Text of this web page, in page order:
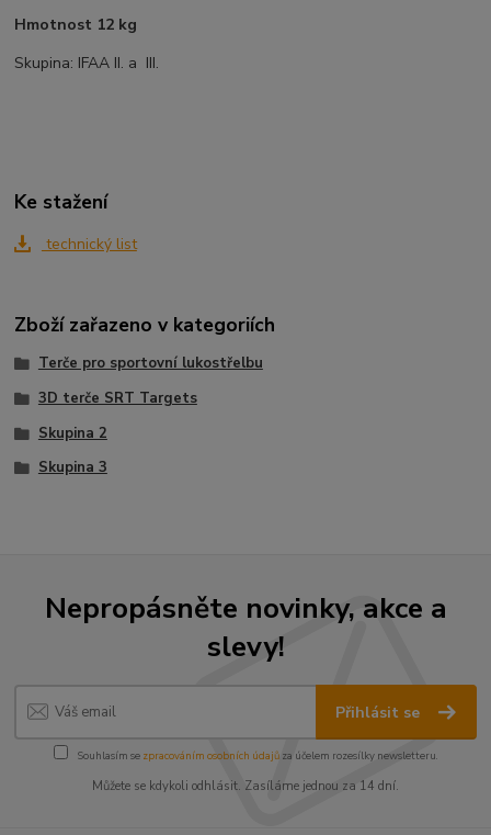
Hmotnost 12 kg
Skupina: IFAA II. a III.
Ke stažení
technický list
Zboží zařazeno v kategoriích
Terče pro sportovní lukostřelbu
3D terče SRT Targets
Skupina 2
Skupina 3
Nepropásněte novinky, akce a
slevy!
Přihlásit se
Souhlasím se zpracováním osobních údajůza účelem rozesílky newsletteru.
Můžete se kdykoli odhlásit. Zasíláme jednou za 14 dní.